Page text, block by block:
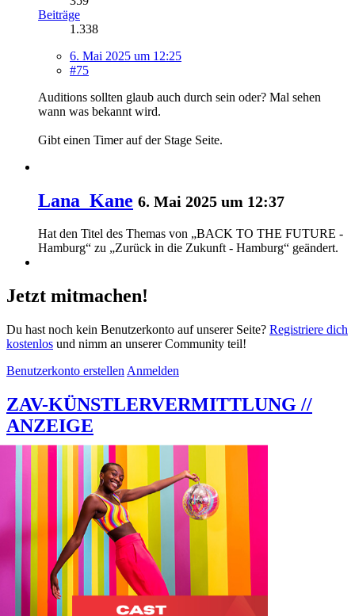
Beiträge
1.338
6. Mai 2025 um 12:25
#75
Auditions sollten glaub auch durch sein oder? Mal sehen
wann was bekannt wird.
Gibt einen Timer auf der Stage Seite.
Lana_Kane 6. Mai 2025 um 12:37
Hat den Titel des Themas von „BACK TO THE FUTURE -
Hamburg“ zu „Zurück in die Zukunft - Hamburg“ geändert.
Jetzt mitmachen!
Du hast noch kein Benutzerkonto auf unserer Seite? Registriere dich
kostenlos und nimm an unserer Community teil!
Benutzerkonto erstellen Anmelden
ZAV-KÜNSTLERVERMITTLUNG //
ANZEIGE